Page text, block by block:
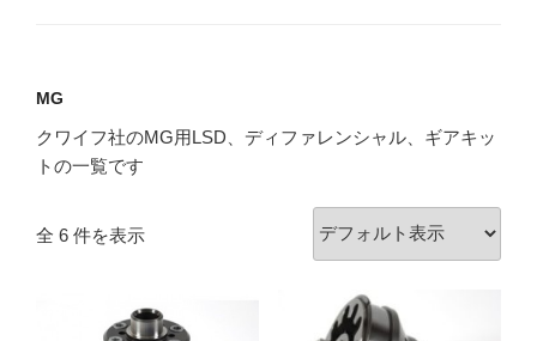
MG
クワイフ社のMG用LSD、ディファレンシャル、ギアキッ
トの一覧です
全 6 件を表示